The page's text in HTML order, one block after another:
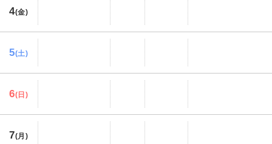
4(金)
5(土)
6(日)
7(月)